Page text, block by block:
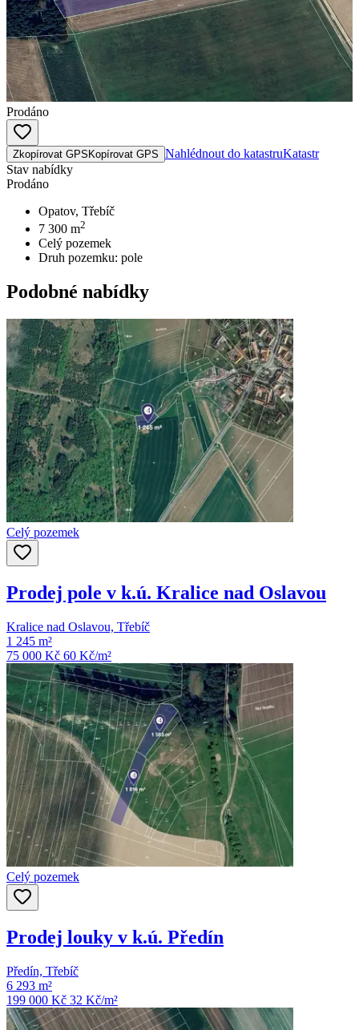
Prodáno
Zkopírovat GPS Kopírovat GPS Nahlédnout do katastruKatastr
Stav nabídky
Prodáno
Opatov, Třebíč
7 300 m2
Celý pozemek
Druh pozemku: pole
Podobné nabídky
Celý pozemek
Prodej pole v k.ú. Kralice nad Oslavou
Kralice nad Oslavou, Třebíč
1 245 m²
75 000 Kč 60 Kč/m²
Celý pozemek
Prodej louky v k.ú. Předín
Předín, Třebíč
6 293 m²
199 000 Kč 32 Kč/m²